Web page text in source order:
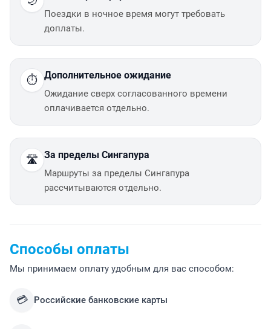
Поездки в ночное время могут требовать
доплаты.
⏱️ Дополнительное ожидание
Ожидание сверх согласованного времени
оплачивается отдельно.
🛣️ За пределы Сингапура
Маршруты за пределы Сингапура
рассчитываются отдельно.
Способы оплаты
Мы принимаем оплату удобным для вас способом:
💳 Российские банковские карты